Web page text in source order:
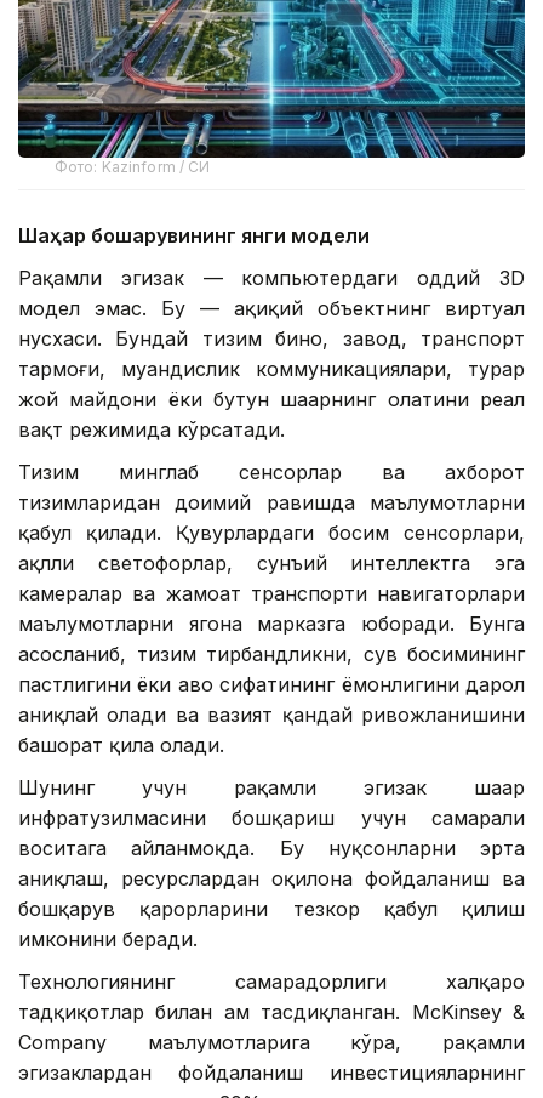
Фото: Kazinform / СИ
Шаҳар бошқарувининг янги модели
Рақамли эгизак — компьютердаги оддий 3D
модел эмас. Бу — ҳақиқий объектнинг виртуал
нусхаси. Бундай тизим бино, завод, транспорт
тармоғи, муҳандислик коммуникациялари, турар
жой майдони ёки бутун шаҳарнинг ҳолатини реал
вақт режимида кўрсатади.
Тизим минглаб сенсорлар ва ахборот
тизимларидан доимий равишда маълумотларни
қабул қилади. Қувурлардаги босим сенсорлари,
ақлли светофорлар, сунъий интеллектга эга
камералар ва жамоат транспорти навигаторлари
маълумотларни ягона марказга юборади. Бунга
асосланиб, тизим тирбандликни, сув босимининг
пастлигини ёки ҳаво сифатининг ёмонлигини дарҳол
аниқлай олади ва вазият қандай ривожланишини
башорат қила олади.
Шунинг учун рақамли эгизак шаҳар
инфратузилмасини бошқариш учун самарали
воситага айланмоқда. Бу нуқсонларни эрта
аниқлаш, ресурслардан оқилона фойдаланиш ва
бошқарув қарорларини тезкор қабул қилиш
имконини беради.
Технологиянинг самарадорлиги халқаро
тадқиқотлар билан ҳам тасдиқланган. McKinsey &
Company маълумотларига кўра, рақамли
эгизаклардан фойдаланиш инвестицияларнинг